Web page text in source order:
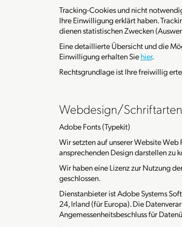
Tracking-Cookies und nicht
Ihre Einwilligung erklärt haben.
dienen statistischen Zwecken
Eine detaillierte Übersicht und die
Einwilligung erhalten Siehier.
Rechtsgrundlage ist Ihre freiwillig
Webdesign/Schriftarten
Adobe Fonts (Typekit)
Wir setzten auf unserer Website
ansprechenden Design darstellen zu
Wir haben eine Lizenz zur Nutzung
geschlossen.
Dienstanbieter ist Adobe Systems
24, Irland (für Europa). Die
Angemessenheitsbeschluss für